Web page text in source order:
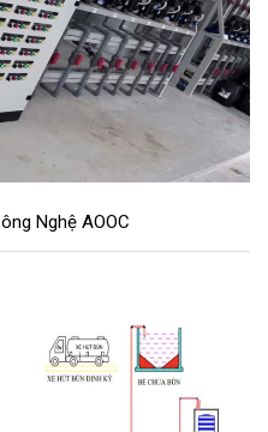
Nghệ AOOC